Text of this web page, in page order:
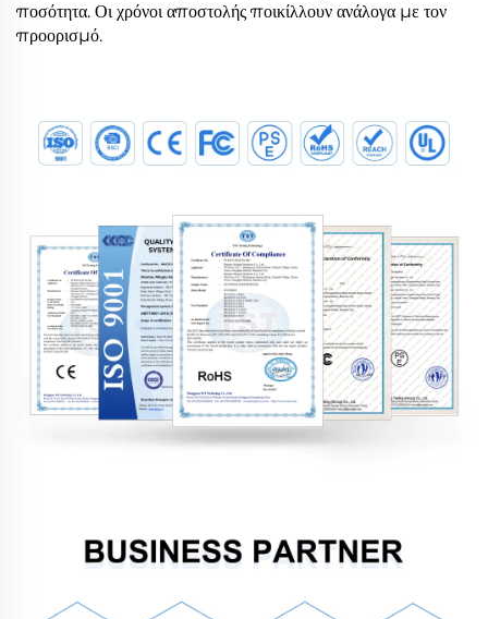
ποσότητα. Οι χρόνοι αποστολής ποικίλλουν ανάλογα με τον
προορισμό.